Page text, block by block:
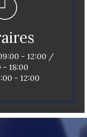
- 12:00 /
- 18:00
- 12:00